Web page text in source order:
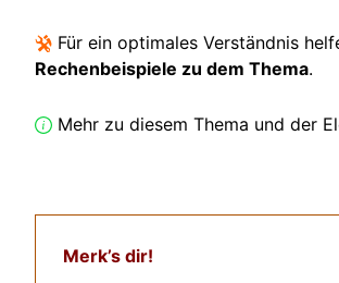
Für ein optimales Verständnis
Rechenbeispiele zu dem Thema.
Mehr zu diesem Thema und der
Merk’s dir!